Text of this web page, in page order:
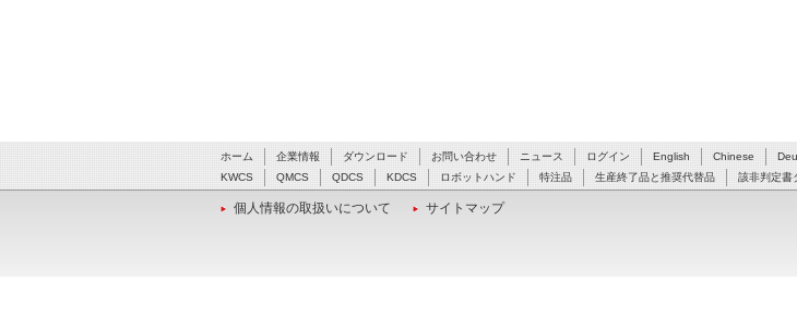
ホーム 企業情報 ダウンロード お問い合わせ ニュース ログイン English Chinese
KWCS
QMCS QDCS KDCS ロボットハンド 特注品 生産終了品と推奨代替品 該非判定書
個人情報の取扱いについて サイトマップ